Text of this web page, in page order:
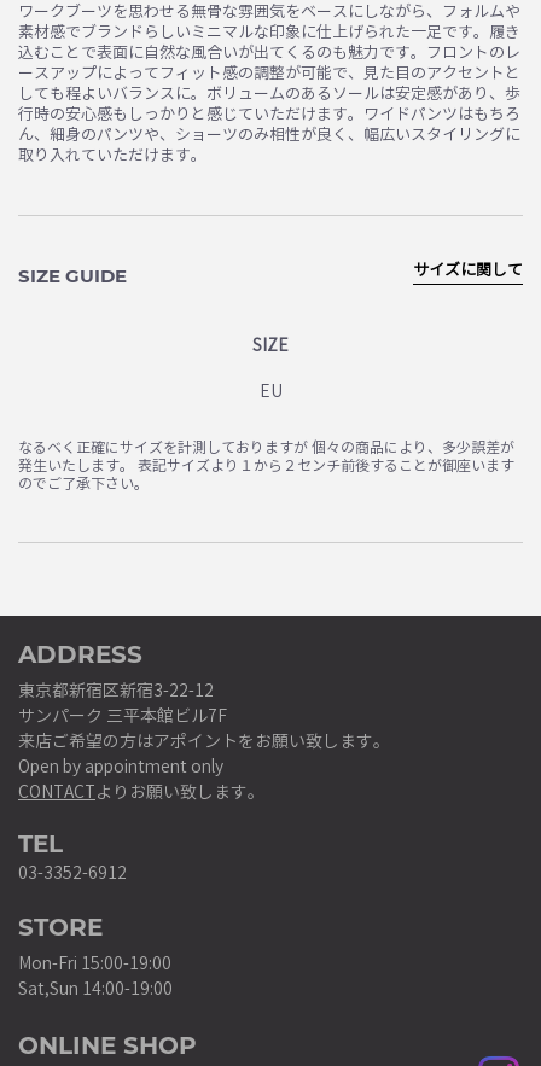
ワークブーツを思わせる無骨な雰囲気をベースにしながら、フォルムや
素材感でブランドらしいミニマルな印象に仕上げられた一足です。履き
込むことで表面に自然な風合いが出てくるのも魅力です。フロントのレ
ースアップによってフィット感の調整が可能で、見た目のアクセントと
しても程よいバランスに。ボリュームのあるソールは安定感があり、歩
行時の安心感もしっかりと感じていただけます。ワイドパンツはもちろ
ん、細身のパンツや、ショーツのみ相性が良く、幅広いスタイリングに
取り入れていただけます。
SIZE GUIDE
SIZE
EU
サイズに関して
なるべく正確にサイズを計測しておりますが 個々の商品により、多少誤差が
発生いたします。 表記サイズより１から２センチ前後することが御座います
のでご了承下さい。
ADDRESS
東京都新宿区新宿3-22-12
サンパーク 三平本館ビル7F
来店ご希望の方はアポイントをお願い致します。
Open by appointment only
CONTACTよりお願い致します。
TEL
03-3352-6912
STORE
Mon-Fri 15:00-19:00
Sat,Sun 14:00-19:00
ONLINE SHOP